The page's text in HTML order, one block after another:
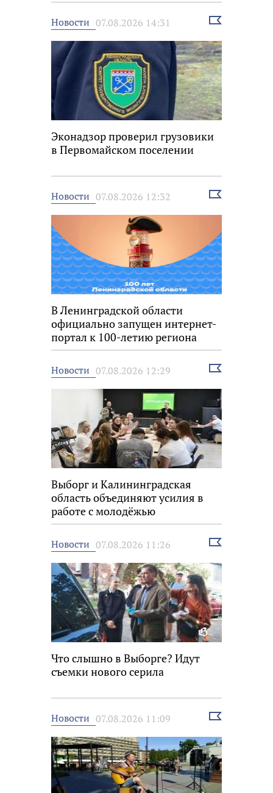
Новости 07.08.2026 14:31
Выбрать
Эконадзор проверил грузовики
в Первомайском поселении
Новости 07.08.2026 12:32
Выбрать
В Ленинградской области
официально запущен интернет-
портал к 100-летию региона
Новости 07.08.2026 12:29
Выбрать
Выборг и Калининградская
область объединяют усилия в
работе с молодёжью
Новости 07.08.2026 11:26
Выбрать
Что слышно в Выборге? Идут
съемки нового серила
Новости 07.08.2026 11:09
Выбрать